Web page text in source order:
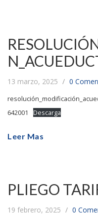
13 marzo, 2025 0
642001
Descarga
Leer Mas
PLIEGO
19 febrero, 2025 0